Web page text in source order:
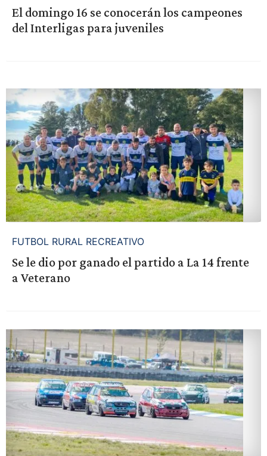
El domingo 16 se conocerán los campeones
del Interligas para juveniles
FUTBOL RURAL RECREATIVO
Se le dio por ganado el partido a La 14 frente
a Veterano